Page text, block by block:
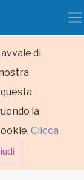
di
la
Clicca